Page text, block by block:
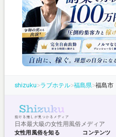
shizuku>ラブホテル>福島県>福島市
日本最大級の女性用風俗メディア
女性用風俗を知る コンテンツ